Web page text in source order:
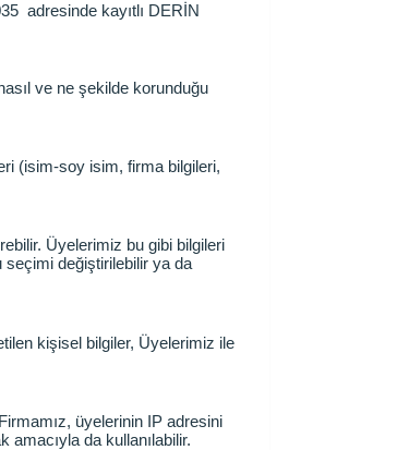
adresinde kayıtlı DERİN
ve ne şekilde korunduğu
(isim-soy isim, firma bilgileri,
Üyelerimiz bu gibi bilgileri
seçimi değiştirilebilir ya da
kişisel bilgiler, Üyelerimiz ile
üyelerinin IP adresini
amacıyla da kullanılabilir.